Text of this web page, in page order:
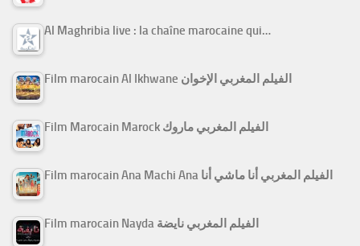
Al Maghribia live : la chaîne marocaine qui…
Film marocain Al Ikhwane الفيلم المغربي الإخوان
Film Marocain Marock الفيلم المغربي ماروك
Film marocain Ana Machi Ana الفيلم المغربي أنا ماشي أنا
Film marocain Nayda الفيلم المغربي نايضة